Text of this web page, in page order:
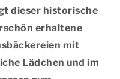
dieser historische
erhaltene
mit
Lädchen und im